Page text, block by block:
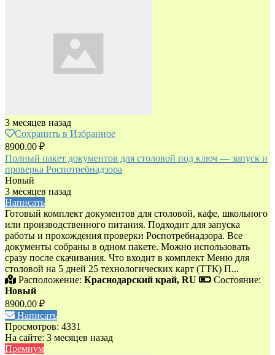
3 месяцев назад
Сохранить в Избранное
8900.00 ₽
Полный пакет документов для столовой под ключ — запуск и
проверка Роспотребнадзора
Новый
3 месяцев назад
Написать
Готовый комплект документов для столовой, кафе, школьного
или производственного питания. Подходит для запуска
работы и прохождения проверки Роспотребнадзора. Все
документы собраны в одном пакете. Можно использовать
сразу после скачивания. Что входит в комплект Меню для
столовой на 5 дней 25 технологических карт (ТТК) П...
Расположение: Краснодарский край, RU
Состояние:
Новый
8900.00 ₽
Написать
Просмотров: 4331
На сайте: 3 месяцев назад
Премиум